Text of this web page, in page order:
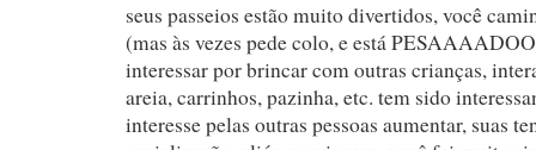
seus passeios estão muito divertidos, você
(mas às vezes pede colo, e está
interessar por brincar com outras crianças,
areia, carrinhos, pazinha, etc. tem sido
interesse pelas outras pessoas aumentar, suas